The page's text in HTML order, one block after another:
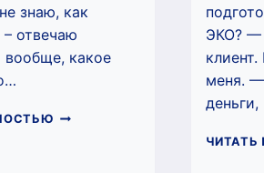
знаю, как
отвечаю
вообще, какое
НЕДОТРОГА
ЭКО? —
клиент.
меня.